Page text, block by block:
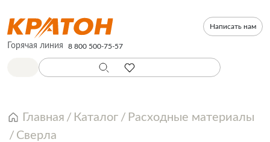
Написать нам
Горячая линия 8 800 500-75-57
Главная Каталог
Расходные материалы
Сверла